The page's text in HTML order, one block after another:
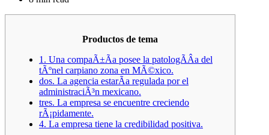
Productos de tema
1. Una compaÃ±Ã­a posee la patologÃ­Â­a del
tÃºnel carpiano zona en MÃ©xico.
dos. La agencia estarÃ­a regulada por el
administraciÃ³n mexicano.
tres. La empresa se encuentre creciendo
rÃ¡pidamente.
4. La empresa tiene la credibilidad positiva.